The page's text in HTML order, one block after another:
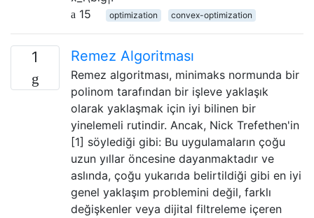
15
optimization convex-optimization
1 Remez Algoritması
Remez algoritması, minimaks normunda bir
polinom tarafından bir işleve yaklaşık
olarak yaklaşmak için iyi bilinen bir
yinelemeli rutindir. Ancak, Nick Trefethen'in
[1] söylediği gibi: Bu uygulamaların çoğu
uzun yıllar öncesine dayanmaktadır ve
aslında, çoğu yukarıda belirtildiği gibi en iyi
genel yaklaşım problemini değil, farklı
değişkenler veya dijital filtreleme içeren